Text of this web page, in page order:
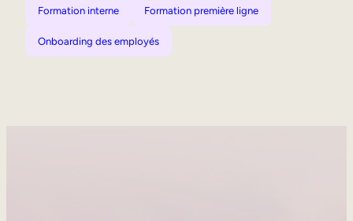
Formation interne Formation première ligne
Onboarding des employés